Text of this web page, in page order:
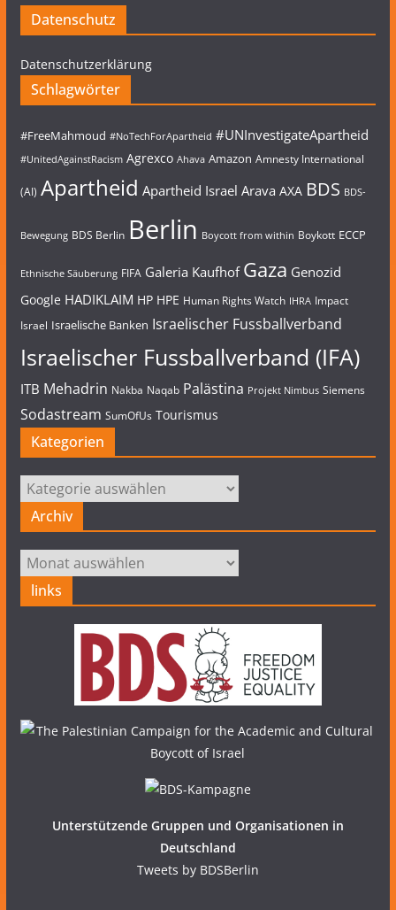
Datenschutz
Datenschutzerklärung
Schlagwörter
#FreeMahmoud #NoTechForApartheid #UNInvestigateApartheid
#UnitedAgainstRacism Agrexco Ahava Amazon Amnesty International
(AI) Apartheid Apartheid Israel Arava AXA BDS BDS-
Bewegung BDS Berlin Berlin Boycott from within Boykott ECCP
Ethnische Säuberung FIFA Galeria Kaufhof Gaza Genozid
Google HADIKLAIM HP HPE Human Rights Watch IHRA Impact
Israel Israelische Banken Israelischer Fussballverband
Israelischer Fussballverband (IFA)
ITB Mehadrin Nakba Naqab Palästina Projekt Nimbus Siemens
Sodastream SumOfUs Tourismus
Kategorien
Kategorien
Archiv
Archiv
links
Unterstützende Gruppen und Organisationen in
Deutschland
Tweets by BDSBerlin